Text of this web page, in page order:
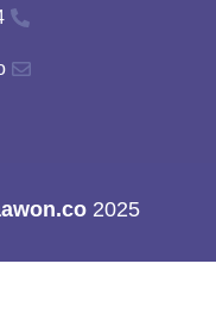
2025
taawon.co